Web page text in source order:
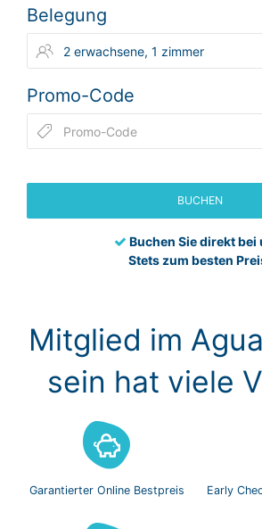
Belegung
Promo-Code
BUCHEN
Buchen Sie direkt bei
Stets zum besten
Mitglied im
sein hat viele
Garantierter Online Bestpreis Early